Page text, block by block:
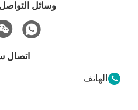
وسائل
اتصال
الهاتف